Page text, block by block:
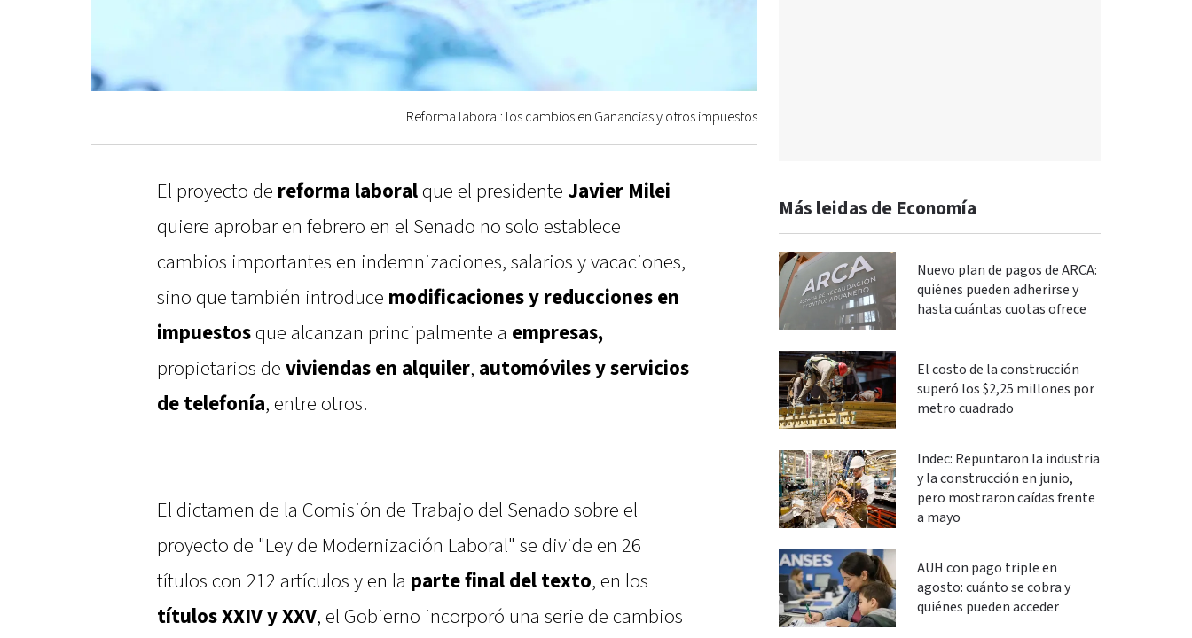
Reforma laboral: los cambios en Ganancias y otros impuestos
El proyecto de reforma laboralque el presidente Javier Milei
quiere aprobar en febrero en el Senado no solo establece
cambios importantes en indemnizaciones, salarios y vacaciones,
sino que también introduce modificaciones y reducciones en
impuestosque alcanzan principalmente a empresas,
propietarios de viviendas en alquiler, automóviles y servicios
de telefonía, entre otros.
El dictamen de la Comisión de Trabajo del Senado sobre el
proyecto de "Ley de Modernización Laboral" se divide en 26
títulos con 212 artículos y en la parte final del texto, en los
títulos XXIV y XXV, el Gobierno incorporó una serie de cambios
Más leidas de Economía
Nuevo plan de pagos de ARCA:
quiénes pueden adherirse y
hasta cuántas cuotas ofrece
El costo de la construcción
superó los $2,25 millones por
metro cuadrado
Indec: Repuntaron la industria
y la construcción en junio,
pero mostraron caídas frente
a mayo
AUH con pago triple en
agosto: cuánto se cobra y
quiénes pueden acceder